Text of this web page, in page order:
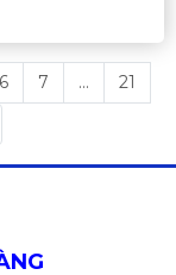
6 7 ...
21